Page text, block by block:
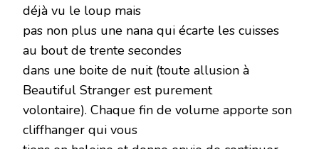
déjà vu le loup mais
pas non plus une nana qui écarte les cuisses
au bout de trente secondes
dans une boite de nuit (toute allusion à
Beautiful Stranger est purement
volontaire). Chaque fin de volume apporte son
cliffhanger qui vous